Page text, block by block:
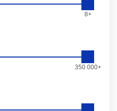
8+
350 000+